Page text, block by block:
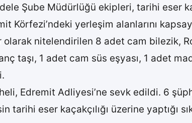
Şube Müdürlüğü ekipleri, tarihi eser
Körfezi’ndeki yerleşim alanlarını
olarak nitelendirilen 8 adet cam bilezik,
taşı, 1 adet cam süs eşyası, 1 adet
Edremit Adliyesi’ne sevk edildi. 6
eser kaçakçılığı üzerine yaptığı